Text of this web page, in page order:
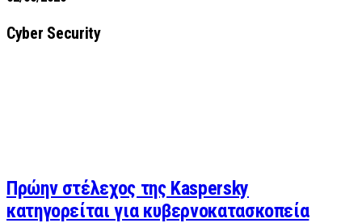
Cyber Security
Πρώην στέλεχος της Kaspersky
κατηγορείται για κυβερνοκατασκοπεία